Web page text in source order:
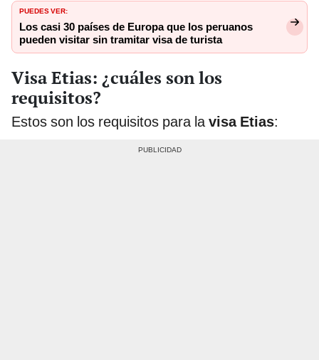
PUEDES VER:
Los casi 30 países de Europa que los peruanos
pueden visitar sin tramitar visa de turista
Visa Etias: ¿cuáles son los
requisitos?
Estos son los requisitos para lavisa Etias: